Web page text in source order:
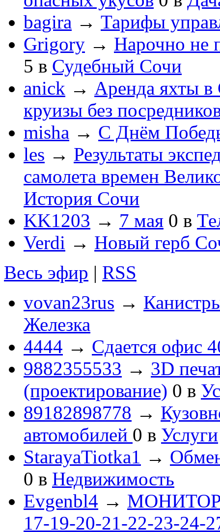
bagira → Тарифы
Grigory → Нарочно не
5 в Судебный Сочи
anick → Аренда яхты в
круизы без
misha → С Днём
les → Результаты
самолета времен
История Сочи
KK1203 → 7 мая 0 в
Verdi → Новый герб
Весь эфир | RSS
vovan23rus →
Железка
4444 → Сдается офис
9882355533 → 3D
(проектирование) 0 в
89182898778 →
автомобилей 0 в Услуги
StarayaTiotka1 →
0 в Недвижимость
Evgenbl4 → МОНИТОРЫ
17-19-20-21-22-23-24-